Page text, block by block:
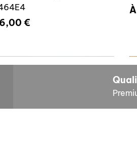
€
7700804636